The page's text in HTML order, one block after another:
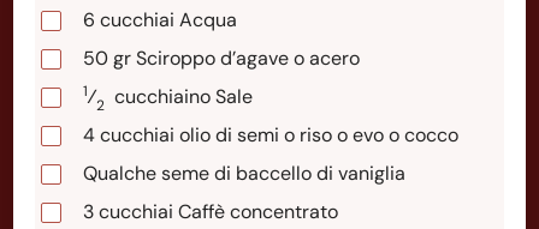
6 cucchiai Acqua
50grSciroppo d’agave o acero
1⁄2 cucchiainoSale
4cucchiai olio di semi o riso o evo o cocco
Qualche seme di baccello di vaniglia
3cucchiai Caffè concentrato